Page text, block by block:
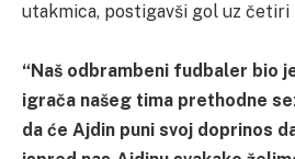
utakmica, postigavši gol uz
“Naš odbrambeni fudbaler bio
igrača našeg tima prethodne
da će Ajdin puni svoj doprinos